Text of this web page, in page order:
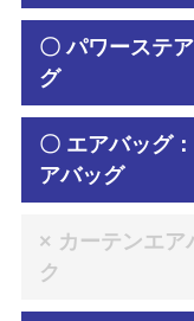
〇 パワーステ
グ
〇 エアバッグ
アバッグ
× カーテンエア
ク